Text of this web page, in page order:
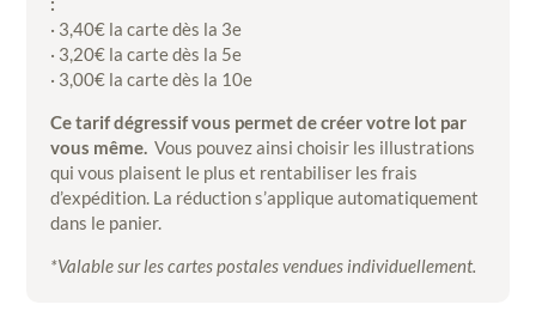
· 3,40€ la carte dès la 3e
· 3,20€ la carte dès la 5e
· 3,00€ la carte dès la 10e
Ce tarif dégressif vous permet de créer votre lot par
vous même. Vous pouvez ainsi choisir les illustrations
qui vous plaisent le plus et rentabiliser les frais
d’expédition. La réduction s’applique automatiquement
dans le panier.
*Valable sur les cartes postales vendues individuellement.